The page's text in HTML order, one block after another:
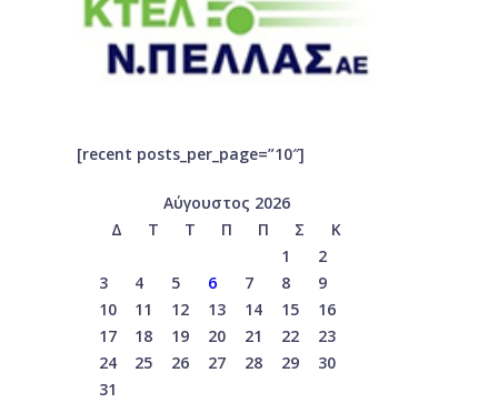
[recent posts_per_page=”10″]
Αύγουστος 2026
Δ
Τ Τ Π Π Σ
Κ
1
2
3
4 5 6 7 8
9
10
11 12 13 14 15
16
17
18 19 20 21 22
23
24
25 26 27 28 29
30
31